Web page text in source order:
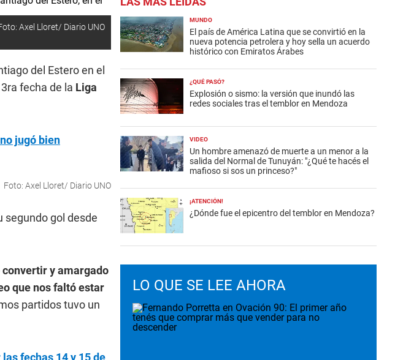
Axel Lloret/ Diario UNO
del Estero en el
fecha de la Liga
jugó bien
Foto: Axel Lloret/ Diario UNO
segundo gol desde
y amargado
que nos faltó estar
partidos tuvo un
fechas 14 y 15 de
MUNDO
El país de América Latina que se convirtió en la
nueva potencia petrolera y hoy sella un acuerdo
histórico con Emiratos Árabes
¿QUÉ PASÓ?
Explosión o sismo: la versión que inundó las
redes sociales tras el temblor en Mendoza
VIDEO
Un hombre amenazó de muerte a un menor a la
salida del Normal de Tunuyán: "¿Qué te hacés el
mafioso si sos un princeso?"
¡ATENCIÓN!
¿Dónde fue el epicentro del temblor en Mendoza?
LO QUE SE LEE AHORA